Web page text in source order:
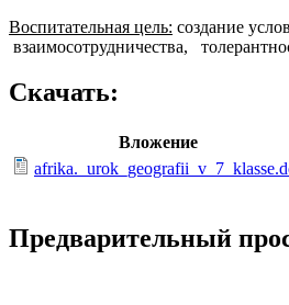
Воспитательная цель: создание
взаимосотрудничества,
Скачать:
Вложение
Предварительный